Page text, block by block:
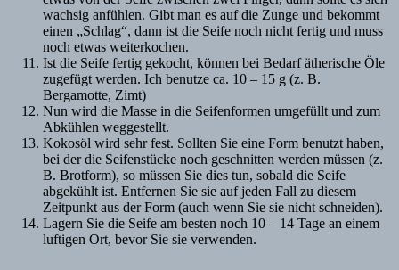
wachsig anfühlen. Gibt man es auf die Zunge und bekommt
einen „Schlag“, dann ist die Seife noch nicht fertig und muss
noch etwas weiterkochen.
Ist die Seife fertig gekocht, können bei Bedarf ätherische Öle
zugefügt werden. Ich benutze ca. 10 – 15 g (z. B.
Bergamotte, Zimt)
Nun wird die Masse in die Seifenformen umgefüllt und zum
Abkühlen weggestellt.
Kokosöl wird sehr fest. Sollten Sie eine Form benutzt haben,
bei der die Seifenstücke noch geschnitten werden müssen (z.
B. Brotform), so müssen Sie dies tun, sobald die Seife
abgekühlt ist. Entfernen Sie sie auf jeden Fall zu diesem
Zeitpunkt aus der Form (auch wenn Sie sie nicht schneiden).
Lagern Sie die Seife am besten noch 10 – 14 Tage an einem
luftigen Ort, bevor Sie sie verwenden.